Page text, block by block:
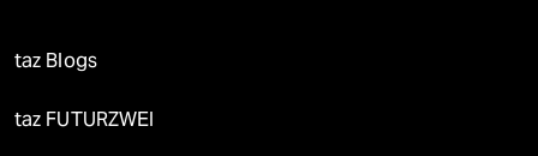
taz Blogs
taz FUTURZWEI